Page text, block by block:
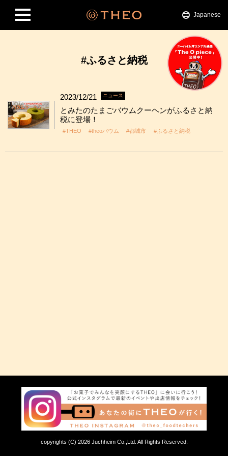
Japanese
#ふるさと納税
2023/12/21 ニュース
とみたのたまごバウムクーヘンがふるさと納
税に登場！
#THEO #theoバウム #都城市 #ふるさと納税
copyrights (C) 2026 Juchheim Co.,Ltd. All Rights Reserved.